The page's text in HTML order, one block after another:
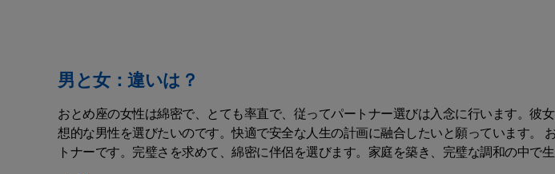
男と女：違いは？
おとめ座の女性は綿密で、とても率直で、従ってパートナー選びは入念に行います。彼
想的な男性を選びたいのです。快適で安全な人生の計画に融合したいと願っています。
トナーです。完璧さを求めて、綿密に伴侶を選びます。家庭を築き、完璧な調和の中で